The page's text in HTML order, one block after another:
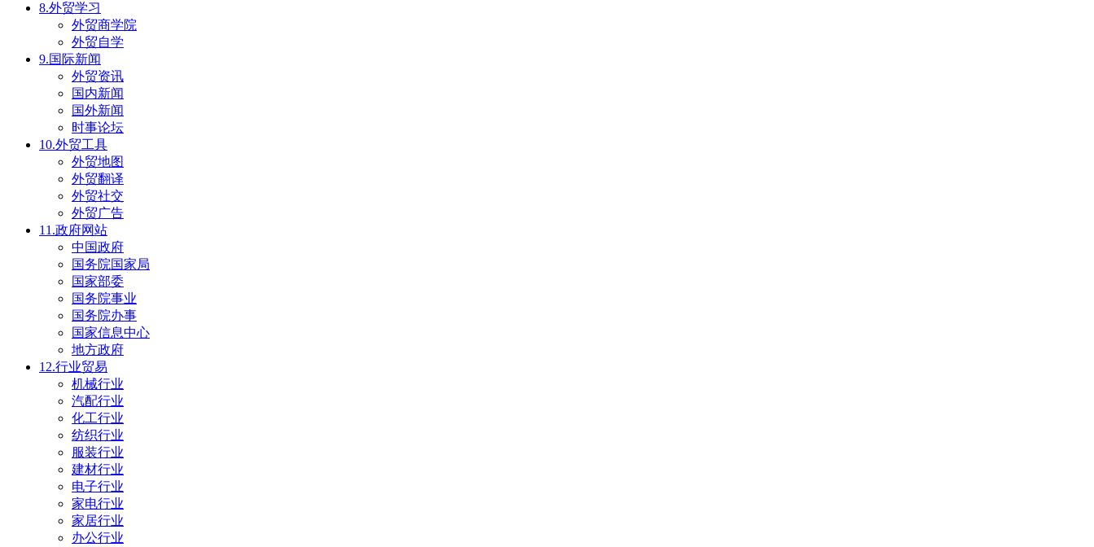
8.外贸学习
外贸商学院
外贸自学
9.国际新闻
外贸资讯
国内新闻
国外新闻
时事论坛
10.外贸工具
外贸地图
外贸翻译
外贸社交
外贸广告
11.政府网站
中国政府
国务院国家局
国家部委
国务院事业
国务院办事
国家信息中心
地方政府
12.行业贸易
机械行业
汽配行业
化工行业
纺织行业
服装行业
建材行业
电子行业
家电行业
家居行业
办公行业